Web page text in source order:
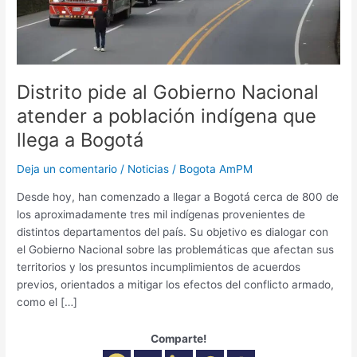
Distrito pide al Gobierno Nacional
atender a población indígena que
llega a Bogotá
Deja un comentario / Noticias / Bogota AmPM
Desde hoy, han comenzado a llegar a Bogotá cerca de 800 de
los aproximadamente tres mil indígenas provenientes de
distintos departamentos del país. Su objetivo es dialogar con
el Gobierno Nacional sobre las problemáticas que afectan sus
territorios y los presuntos incumplimientos de acuerdos
previos, orientados a mitigar los efectos del conflicto armado,
como el […]
Comparte!
que
llega
Bogotá